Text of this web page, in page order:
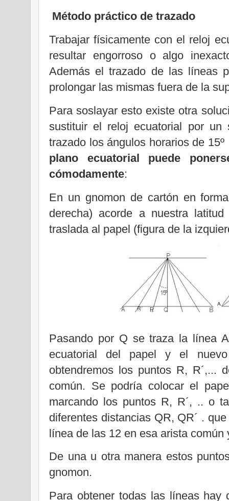
Método práctico de trazado
Trabajar físicamente con el reloj
resultar engorroso o algo
Además el trazado de las líneas
prolongar las mismas fuera de la
Para soslayar esto existe otra
sustituir el reloj ecuatorial por
trazado los ángulos horarios de
plano ecuatorial puede
cómodamente:
En un gnomon de cartón en
derecha) acorde a nuestra
traslada al papel (figura de la
Pasando por Q se traza la línea
ecuatorial del papel y el
obtendremos los puntos R, R´,...
común. Se podría colocar el
marcando los puntos R, R´, .. o
diferentes distancias QR, QR´ .
línea de las 12 en esa arista
De una u otra manera estos
gnomon.
Para obtener todas las líneas hay